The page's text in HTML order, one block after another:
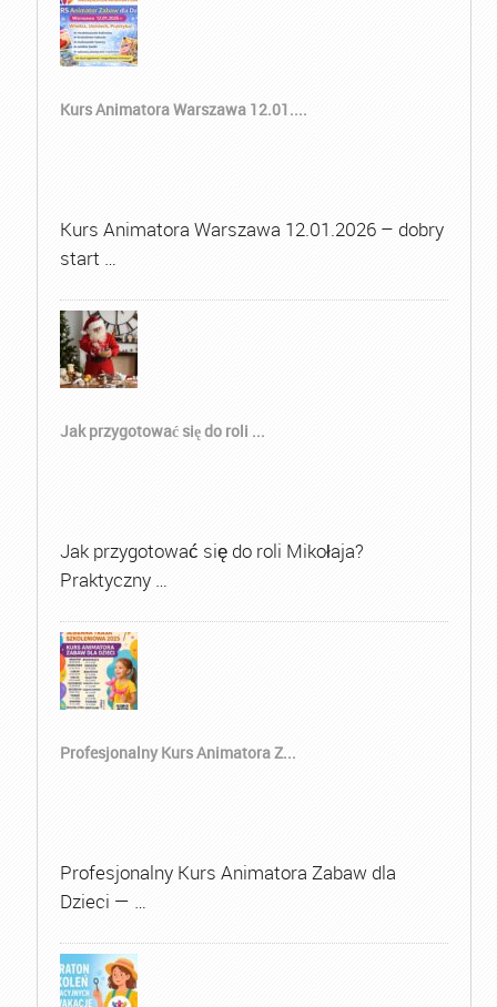
Kurs Animatora Warszawa 12.01....
Kurs Animatora Warszawa 12.01.2026 – dobry
start …
Jak przygotować się do roli ...
Jak przygotować się do roli Mikołaja?
Praktyczny …
Profesjonalny Kurs Animatora Z...
Profesjonalny Kurs Animatora Zabaw dla
Dzieci — …